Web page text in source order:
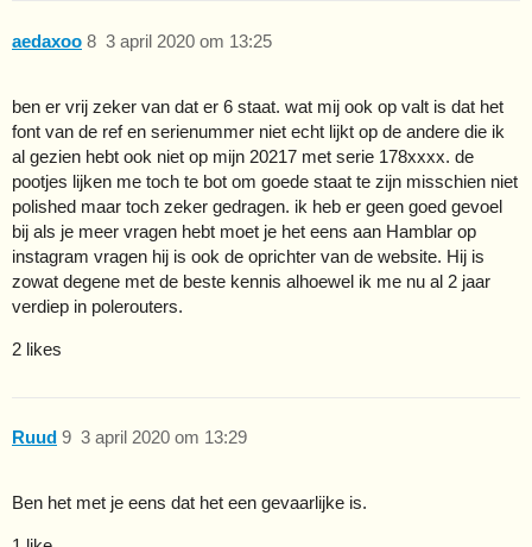
aedaxoo 3 april 2020 om 13:25
8
ben er vrij zeker van dat er 6 staat. wat mij ook op valt is dat het
font van de ref en serienummer niet echt lijkt op de andere die ik
al gezien hebt ook niet op mijn 20217 met serie 178xxxx. de
pootjes lijken me toch te bot om goede staat te zijn misschien niet
polished maar toch zeker gedragen. ik heb er geen goed gevoel
bij als je meer vragen hebt moet je het eens aan Hamblar op
instagram vragen hij is ook de oprichter van de website. Hij is
zowat degene met de beste kennis alhoewel ik me nu al 2 jaar
verdiep in polerouters.
2 likes
Ruud 3 april 2020 om 13:29
9
Ben het met je eens dat het een gevaarlijke is.